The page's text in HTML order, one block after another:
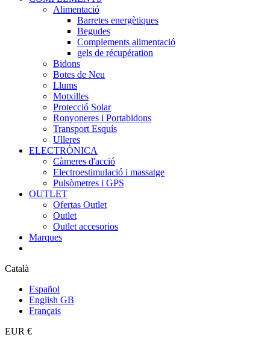
Alimentació
Barretes energètiques
Begudes
Complements alimentació
gels de récupération
Bidons
Botes de Neu
Llums
Motxilles
Protecció Solar
Ronyoneres i Portabidons
Transport Esquís
Ulleres
ELECTRÒNICA
Càmeres d'acció
Electroestimulació i massatge
Pulsòmetres i GPS
OUTLET
Ofertas Outlet
Outlet
Outlet accesorios
Marques
Català
Español
English GB
Français
EUR €